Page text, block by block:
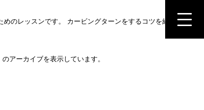
のレッスンです。 カービングターンをするコツを紐解き、レッ
アーカイブを表示しています。